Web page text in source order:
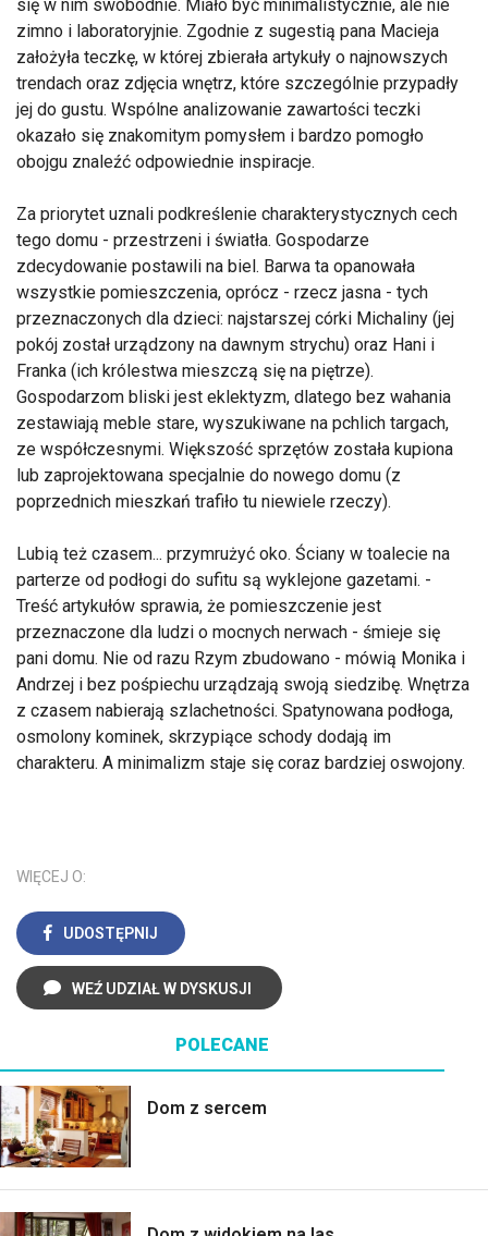
się w nim swobodnie. Miało być minimalistycznie, ale nie
zimno i laboratoryjnie. Zgodnie z sugestią pana Macieja
założyła teczkę, w której zbierała artykuły o najnowszych
trendach oraz zdjęcia wnętrz, które szczególnie przypadły
jej do gustu. Wspólne analizowanie zawartości teczki
okazało się znakomitym pomysłem i bardzo pomogło
obojgu znaleźć odpowiednie inspiracje.
Za priorytet uznali podkreślenie charakterystycznych cech
tego domu - przestrzeni i światła. Gospodarze
zdecydowanie postawili na biel. Barwa ta opanowała
wszystkie pomieszczenia, oprócz - rzecz jasna - tych
przeznaczonych dla dzieci: najstarszej córki Michaliny (jej
pokój został urządzony na dawnym strychu) oraz Hani i
Franka (ich królestwa mieszczą się na piętrze).
Gospodarzom bliski jest eklektyzm, dlatego bez wahania
zestawiają meble stare, wyszukiwane na pchlich targach,
ze współczesnymi. Większość sprzętów została kupiona
lub zaprojektowana specjalnie do nowego domu (z
poprzednich mieszkań trafiło tu niewiele rzeczy).
Lubią też czasem... przymrużyć oko. Ściany w toalecie na
parterze od podłogi do sufitu są wyklejone gazetami. -
Treść artykułów sprawia, że pomieszczenie jest
przeznaczone dla ludzi o mocnych nerwach - śmieje się
pani domu. Nie od razu Rzym zbudowano - mówią Monika i
Andrzej i bez pośpiechu urządzają swoją siedzibę. Wnętrza
z czasem nabierają szlachetności. Spatynowana podłoga,
osmolony kominek, skrzypiące schody dodają im
charakteru. A minimalizm staje się coraz bardziej oswojony.
WIĘCEJ O:
UDOSTĘPNIJ
WEŹ UDZIAŁ W DYSKUSJI
POLECANE
Dom z sercem